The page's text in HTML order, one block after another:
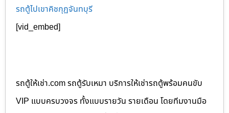
รถตู้ไปเขาคิชกุฏจันทบุรี
[vid_embed]
รถตู้ให้เช่า.com รถตู้รับเหมา บริการให้เช่ารถตู้พร้อมคนขับ
VIP แบบครบวงจร ทั้งแบบรายวัน รายเดือน โดยทีมงานมือ